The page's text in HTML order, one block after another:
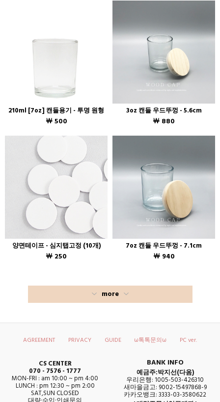
210ml [7oz] 캔들용기 - 투명 원형
￦ 500
3oz 캔들 우드뚜껑 - 5.6cm
￦ 880
양면테이프 - 심지탭고정 (10개)
￦ 250
7oz 캔들 우드뚜껑 - 7.1cm
￦ 940
more
AGREEMENT PRIVACY GUIDE ω톡톡문의ω PC ver.
CS CENTER
070 - 7576 - 1777
MON-FRI : am 10:00 ~ pm 4:00
LUNCH : pm 12:30 ~ pm 2:00
SAT,SUN CLOSED
BANK INFO
예금주:박지선(다옴)
우리은행: 1005-503-426310
새마을금고: 9002-15497868-9
카카오뱅크: 3333-03-3580622